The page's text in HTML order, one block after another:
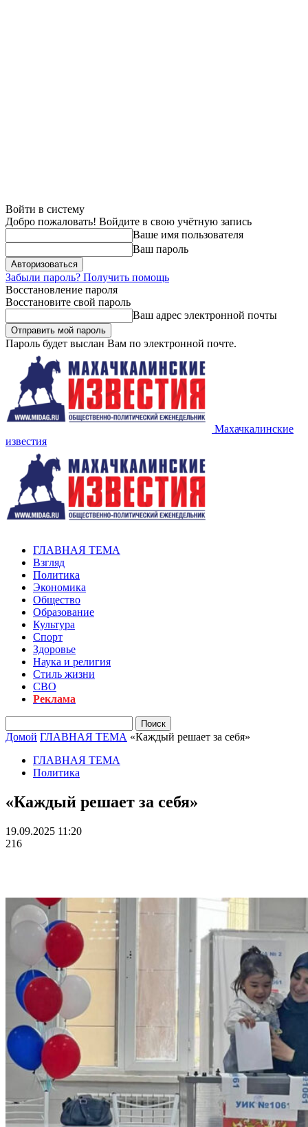
Войти в систему
Добро пожаловать! Войдите в свою учётную запись
Ваше имя пользователя
Ваш пароль
Забыли пароль? Получить помощь
Восстановление пароля
Восстановите свой пароль
Ваш адрес электронной почты
Пароль будет выслан Вам по электронной почте.
Махачкалинские
известия
ГЛАВНАЯ ТЕМА
Взгляд
Политика
Экономика
Общество
Образование
Культура
Спорт
Здоровье
Наука и религия
Стиль жизни
СВО
Реклама
Домой ГЛАВНАЯ ТЕМА «Каждый решает за себя»
ГЛАВНАЯ ТЕМА
Политика
«Каждый решает за себя»
19.09.2025 11:20
216